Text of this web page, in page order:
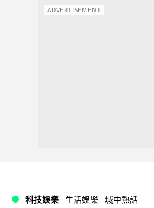
ADVERTISEMENT
科技娛樂 生活娛樂 城中熱話